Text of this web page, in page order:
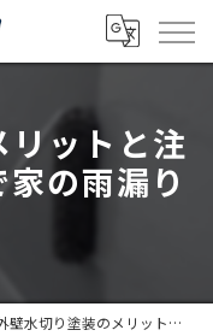
ットと注
の雨漏り
水切り塗装のメリットと注意点｜リフォームで家の雨漏り対策